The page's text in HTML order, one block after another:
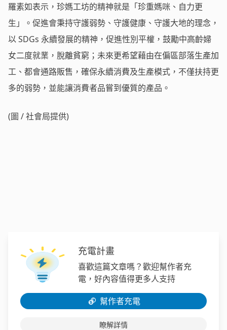
羅素如表示，珍媽工坊的精神就是「珍重媽咪、自力更
生」。促進會秉持守護弱勢、守護健康、守護大地的理念，
以 SDGs 永續發展的精神，促進性別平權，鼓勵中高齡婦
女二度就業，脫離貧窮；未來更希望藉由在偏區部落生產加
工、都會通路販售，確保永續消費及生產模式，不僅扶持更
多的弱勢，並能讓消費者品嘗到優質的產品。
(圖 / 社會局提供)
充電計畫
喜歡這篇文章嗎？歡迎幫作者充
電，好內容值得更多人支持
幫作者充電
瞭解詳情